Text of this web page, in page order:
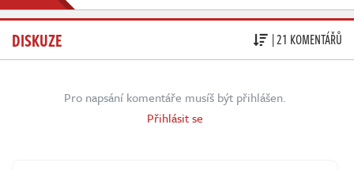
DISKUZE | 21 KOMENTÁŘŮ
Pro napsání komentáře musíš být přihlášen.
Přihlásit se